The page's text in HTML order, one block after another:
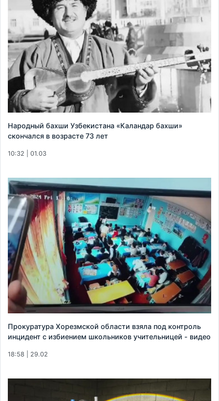
Народный бахши Узбекистана «Каландар бахши»
скончался в возрасте 73 лет
10:32 | 01.03
Прокуратура Хорезмской области взяла под контроль
инцидент с избиением школьников учительницей - видео
18:58 | 29.02